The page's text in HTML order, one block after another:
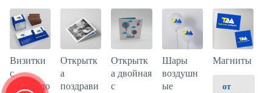
Визитки
с
шоколадо
Открытк
а
поздрави
Открытк
а двойная
с
Шары
воздушн
ые
Магниты
от